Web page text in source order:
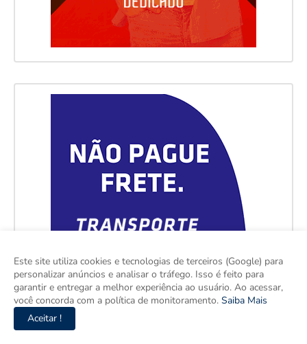
Este site utiliza cookies e tecnologias de terceiros (Google) para
personalizar anúncios e analisar o tráfego. Isso é feito para
garantir e entregar a melhor experiência ao usuário. Ao acessar,
você concorda com a política de monitoramento. Saiba Mais
Aceitar !